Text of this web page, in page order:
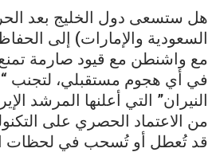
هل ستسعى دول الخليج بعد
السعودية والإمارات) إلى
مع واشنطن مع قيود صارمة
في أي هجوم مستقبلي، لتجنب
النيران” التي أعلنها المرشد
من الاعتماد الحصري على
قد تُعطل أو تُسحب في لحظات